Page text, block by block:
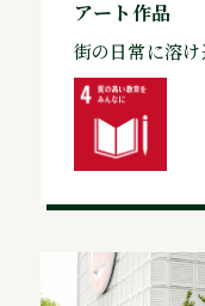
アート作品
街の日常に溶